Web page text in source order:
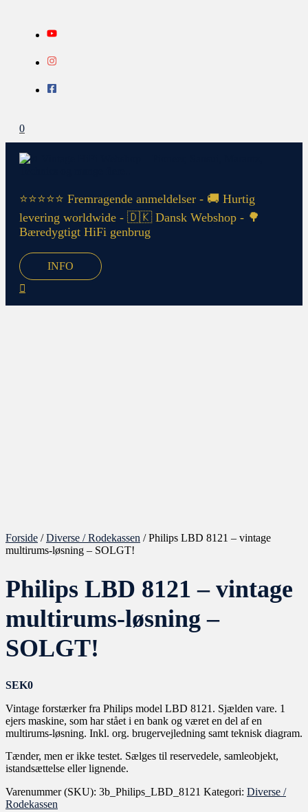
0
⭐⭐⭐⭐⭐ Fremragende anmeldelser - 🚚 Hurtig
levering worldwide - 🇩🇰 Dansk Webshop - 🌳
Bæredygtigt HiFi genbrug
INFO
Forside /Diverse / Rodekassen / Philips LBD 8121 – vintage
multirums-løsning – SOLGT!
Philips LBD 8121 – vintage
multirums-løsning –
SOLGT!
SEK0
Vintage forstærker fra Philips model LBD 8121. Sjælden vare. 1
ejers maskine, som har stået i en bank og været en del af en
multirums-løsning. Inkl. org. brugervejledning samt teknisk diagram.
Tænder, men er ikke testet. Sælges til reservedele, samleobjekt,
istandsættelse eller lignende.
Varenummer (SKU): 3b_Philips_LBD_8121 Kategori: Diverse /
Rodekassen